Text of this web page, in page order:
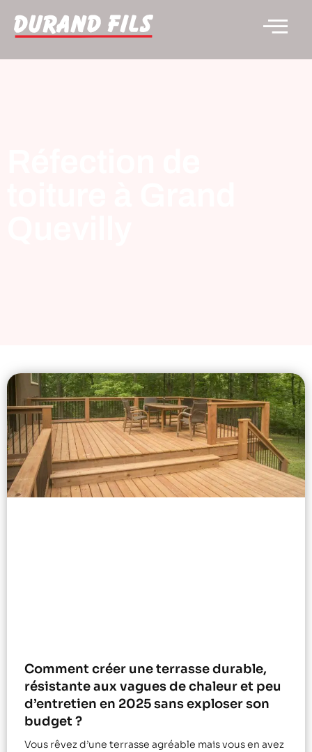
Comment créer une terrasse durable,
résistante aux vagues de chaleur et peu
d’entretien en 2025 sans exploser son
budget ?
Vous rêvez d’une terrasse agréable mais vous en avez